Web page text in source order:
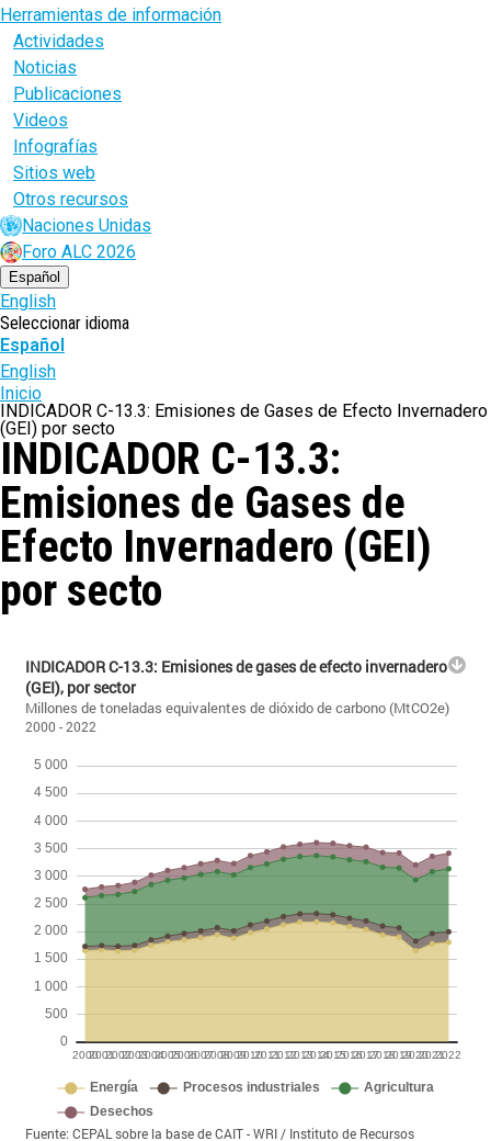
Herramientas de información
Actividades
Noticias
Publicaciones
Videos
Infografías
Sitios web
Otros recursos
Naciones Unidas
Foro ALC 2026
Español
English
Seleccionar idioma
Español
English
Ruta
de
navegación
Inicio
INDICADOR C-13.3: Emisiones de Gases de Efecto Invernadero
(GEI) por secto
INDICADOR C-13.3:
Emisiones de Gases de
Efecto Invernadero (GEI)
por secto